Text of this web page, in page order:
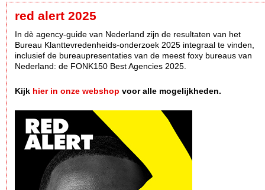
red alert 2025
In dè agency-guide van Nederland zijn de resultaten van het
Bureau Klanttevredenheids-onderzoek 2025 integraal te vinden,
inclusief de bureaupresentaties van de meest foxy bureaus van
Nederland: de FONK150 Best Agencies 2025.
Kijk hier in onze webshop voor alle mogelijkheden.